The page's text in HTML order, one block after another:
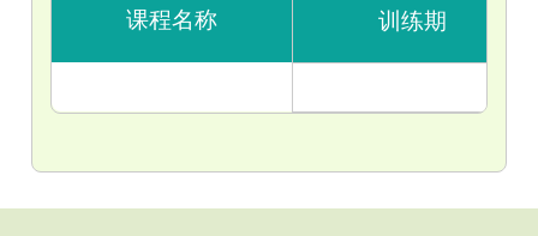
课程名称 训练期